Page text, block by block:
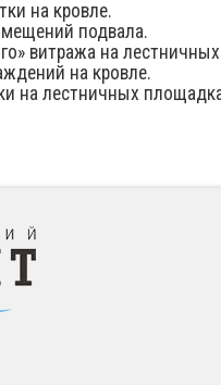
на кровле.
подвала.
витража на лестничных
на кровле.
на лестничных